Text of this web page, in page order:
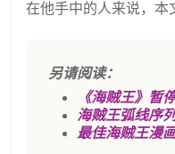
在他手中的人来说，本
另请阅读：
《海贼王》暂
海贼王弧线序
最佳海贼王漫